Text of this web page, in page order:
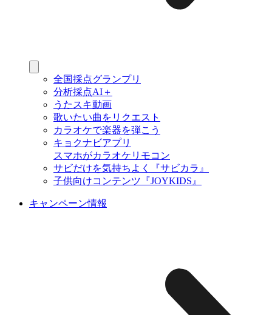
全国採点グランプリ
分析採点AI＋
うたスキ動画
歌いたい曲をリクエスト
カラオケで楽器を弾こう
キョクナビアプリ
スマホがカラオケリモコン
サビだけを気持ちよく『サビカラ』
子供向けコンテンツ『JOYKIDS』
キャンペーン情報